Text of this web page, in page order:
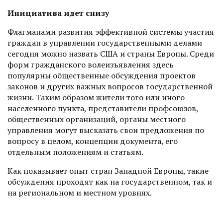
Инициатива идет снизу
Флагманами развития эффективной системы участия
граждан в управлении государственными делами
сегодня можно назвать США и страны Европы. Среди
форм гражданского волеизъявления здесь
популярны общественные обсуждения проектов
законов и других важных вопросов государственной
жизни. Таким образом жители того или иного
населенного пункта, представители профсоюзов,
общественных организаций, органы местного
управления могут высказать свои предложения по
вопросу в целом, концепции документа, его
отдельным положениям и статьям.
Как показывает опыт стран Западной Европы, такие
обсуж­дения проходят как на государственном, так и
на региональном и местном уровнях.